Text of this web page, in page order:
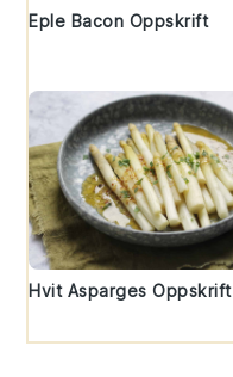
Eple Bacon Oppskrift
Hvit Asparges Oppskrift